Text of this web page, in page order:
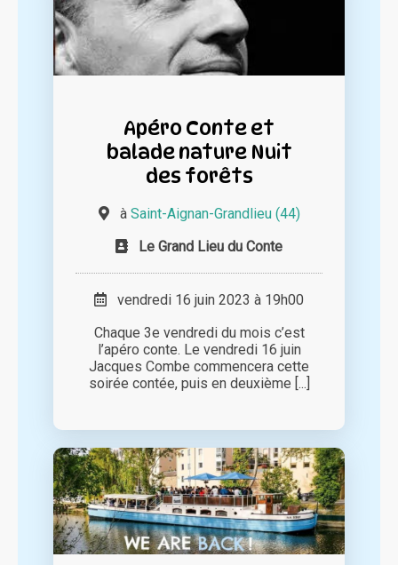
Apéro Conte et
balade nature Nuit
des forêts
à Saint-Aignan-Grandlieu (44)
Le Grand Lieu du Conte
vendredi 16 juin 2023 à 19h00
Chaque 3e vendredi du mois c’est
l’apéro conte. Le vendredi 16 juin
Jacques Combe commencera cette
soirée contée, puis en deuxième [...]